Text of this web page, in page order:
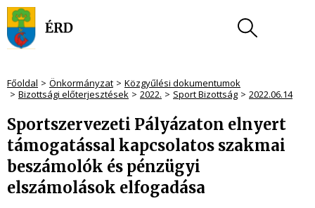
Főoldal Önkormányzat
Közgyűlési dokumentumok
Bizottsági előterjesztések
2022. Sport Bizottság 2022.06.14
Sportszervezeti Pályázaton elnyert
támogatással kapcsolatos szakmai
beszámolók és pénzügyi
elszámolások elfogadása